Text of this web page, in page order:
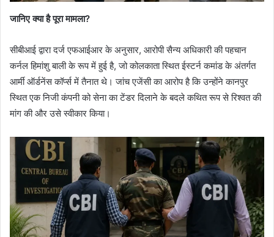
जानिए क्या है पूरा मामला?
सीबीआई द्वारा दर्ज एफआईआर के अनुसार, आरोपी सैन्य अधिकारी की पहचान
कर्नल हिमांशु बाली के रूप में हुई है, जो कोलकाता स्थित ईस्टर्न कमांड के अंतर्गत
आर्मी ऑर्डनेंस कॉर्प्स में तैनात थे। जांच एजेंसी का आरोप है कि उन्होंने कानपुर
स्थित एक निजी कंपनी को सेना का टेंडर दिलाने के बदले कथित रूप से रिश्वत की
मांग की और उसे स्वीकार किया।